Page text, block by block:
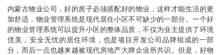
内蒙古物业公司 ，好的房子必须搭配好的物业，这样才能生活的更
加舒适，物业管理系统是现代居住小区不可缺少的一部分。一个好
的物业管理系统可以提升小区的整体品质，不仅为业主提供了环境
优美，安全无忧的居住环境，也是项目开发公司品牌组成的一部
分，而后一点也越来越被现代房地产大牌企业所共识。但是，好物